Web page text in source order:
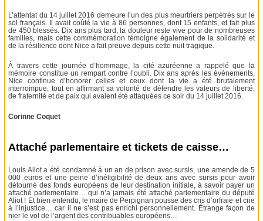
L’attentat du 14 juillet 2016 demeure l’un des plus meurtriers perpétrés sur le
sol français. Il avait coûté la vie à 86 personnes, dont 15 enfants, et fait plus
de 450 blessés. Dix ans plus tard, la douleur reste vive pour de nombreuses
familles, mais cette commémoration témoigne également de la solidarité et
de la résilience dont Nice a fait preuve depuis cette nuit tragique.
À travers cette journée d’hommage, la cité azuréenne a rappelé que la
mémoire constitue un rempart contre l’oubli. Dix ans après les événements,
Nice continue d’honorer celles et ceux dont la vie a été brutalement
interrompue, tout en affirmant sa volonté de défendre les valeurs de liberté,
de fraternité et de paix qui avaient été attaquées ce soir du 14 juillet 2016.
Corinne Coquet
Attaché parlementaire et tickets de caisse…
Louis Aliot a été condamné à un an de prison avec sursis, une amende de 5
000 euros et une peine d’inéligibilité de deux ans avec sursis pour avoir
détourné des fonds européens de leur destination initiale, à savoir payer un
attaché parlementaire… qui n’a jamais été attaché parlementaire du député
Aliot ! Et bien entendu, le maire de Perpignan pousse des cris d’orfraie et crie
à l’injustice… car il ne s’est pas enrichi personnellement. Étrange façon de
nier le vol de l’argent des contribuables européens…